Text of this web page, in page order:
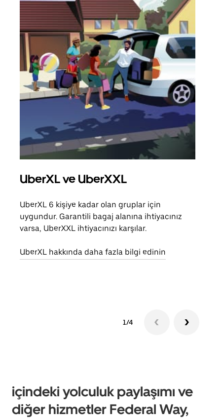
UberXL ve UberXXL
UberXL 6 kişiye kadar olan gruplar için
uygundur. Garantili bagaj alanına ihtiyacınız
varsa, UberXXL ihtiyacınızı karşılar.
UberXL hakkında daha fazla bilgi edinin
1/4
içindeki yolculuk paylaşımı ve
diğer hizmetler Federal Way,